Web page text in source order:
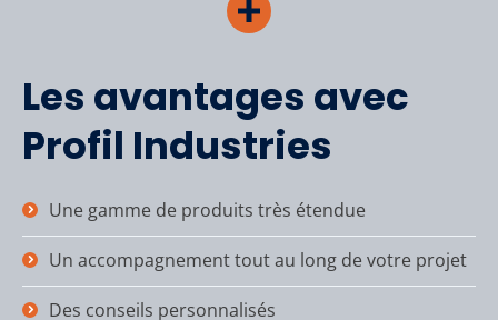
Les avantages avec
Profil Industries
Une gamme de produits très étendue
Un accompagnement tout au long de votre projet
Des conseils personnalisés